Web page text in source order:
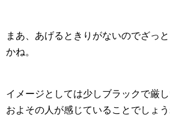
まあ、あげるときりがないのでざっ
かね。
イメージとしては少しブラックで厳
およその人が感じていることでしょう